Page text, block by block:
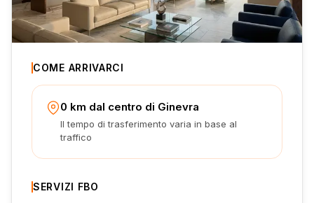
COME ARRIVARCI
0 km dal centro di Ginevra
Il tempo di trasferimento varia in base al
traffico
SERVIZI FBO